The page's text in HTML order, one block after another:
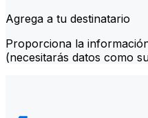
Agrega a tu destinatario
Proporciona la
(necesitarás datos como